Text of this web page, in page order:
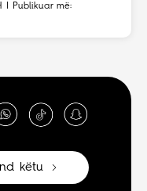
| Publikuar më:
këtu